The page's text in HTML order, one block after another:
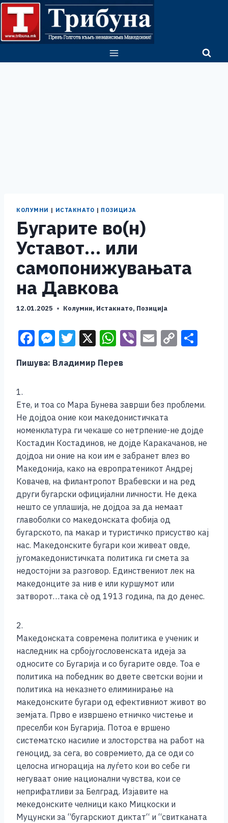
Skip
content
КОЛУМНИ | ИСТАКНАТО | ПОЗИЦИЈА
Бугарите во(н)
Уставот… или
самопонижувањата
на Давкова
12.01.2025 Колумни, Истакнато, Позиција
F
c
b
o
o
k
M
e
ss
n
g
er
T
tt
X W
at
A
p
p
Vi E C
Li
k
Пишува: Владимир Перев
1.
Ете, и тоа со Мара Бунева заврши без проблеми.
Не дојдоа оние кои македонистичката
номенклатура ги чекаше со нетрпение-не дојде
Костадин Костадинов, не дојде Каракачанов, не
дојдоа ни оние на кои им е забранет влез во
Македонија, како на европратеникот Андреј
Ковачев, на филантропот Врабевски и на ред
други бугарски официјални личности. Не дека
нешто се уплашија, не дојдоа за да немаат
главоболки со македонската фобија од
бугарското, па макар и туристичко присуство кај
нас. Македонските бугари кои живеат овде,
југомакедонистичката политика ги смета за
недостојни за разговор. Единствениот лек на
македонците за нив е или куршумот или
затворот…така сѐ од 1913 година, па до денес.
2.
Македонската современа политика е ученик и
наследник на србојугословенската идеја за
односите со Бугарија и со бугарите овде. Тоа е
политика на победник во двете светски војни и
политика на неказнето елиминирање на
македонските бугари од ефективниот живот во
земјата. Прво е извршено етничко чистење и
преселби кон Бугарија. Потоа е вршено
систематско насилие и злосторства на работ на
геноцид, за сега, во совремието, да се оди со
целосна игнорација на луѓето кои во себе ги
негуваат оние национални чувства, кои се
неприфатливи за Белград. Изјавите на
мекедонските челници како Мицкоски и
Муцунски за “бугарскиот диктат“ и “свитканата